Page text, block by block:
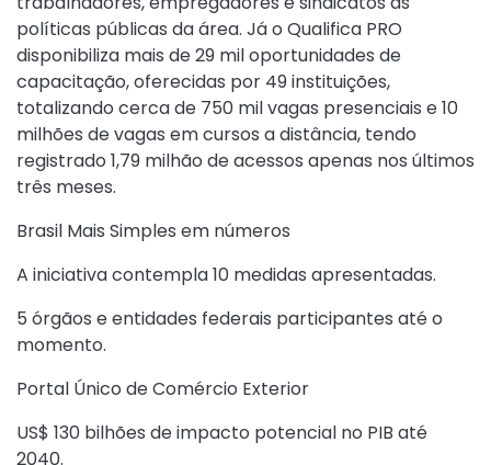
políticas públicas da área. Já o Qualifica PRO
disponibiliza mais de 29 mil oportunidades de
capacitação, oferecidas por 49 instituições,
totalizando cerca de 750 mil vagas presenciais e 10
milhões de vagas em cursos a distância, tendo
registrado 1,79 milhão de acessos apenas nos últimos
três meses.
Brasil Mais Simples em números
A iniciativa contempla 10 medidas apresentadas.
5 órgãos e entidades federais participantes até o
momento.
Portal Único de Comércio Exterior
US$ 130 bilhões de impacto potencial no PIB até
2040.